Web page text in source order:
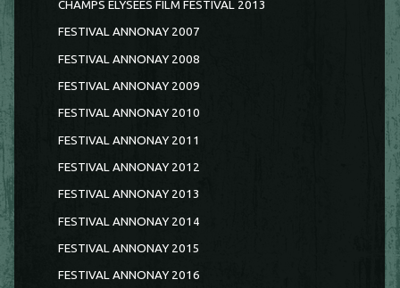
CHAMPS ELYSEES FILM FESTIVAL 2013
FESTIVAL ANNONAY 2007
FESTIVAL ANNONAY 2008
FESTIVAL ANNONAY 2009
FESTIVAL ANNONAY 2010
FESTIVAL ANNONAY 2011
FESTIVAL ANNONAY 2012
FESTIVAL ANNONAY 2013
FESTIVAL ANNONAY 2014
FESTIVAL ANNONAY 2015
FESTIVAL ANNONAY 2016